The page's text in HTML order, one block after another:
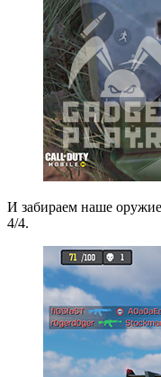
И забираем наше
4/4.